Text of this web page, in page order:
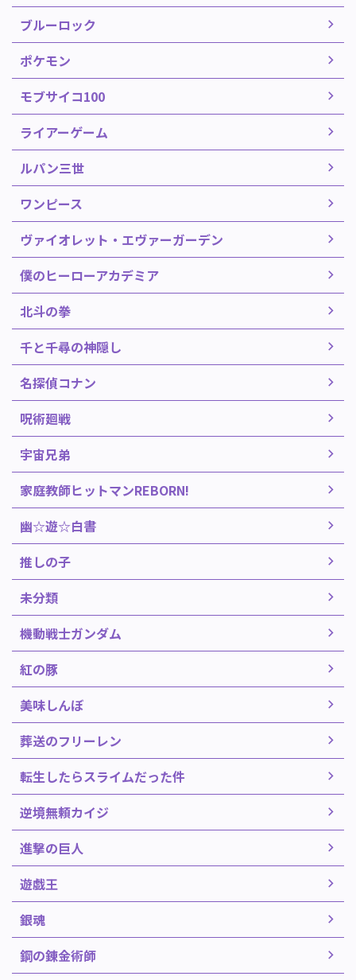
ブルーロック
ポケモン
モブサイコ100
ライアーゲーム
ルパン三世
ワンピース
ヴァイオレット・エヴァーガーデン
僕のヒーローアカデミア
北斗の拳
千と千尋の神隠し
名探偵コナン
呪術廻戦
宇宙兄弟
家庭教師ヒットマンREBORN!
幽☆遊☆白書
推しの子
未分類
機動戦士ガンダム
紅の豚
美味しんぼ
葬送のフリーレン
転生したらスライムだった件
逆境無頼カイジ
進撃の巨人
遊戯王
銀魂
鋼の錬金術師